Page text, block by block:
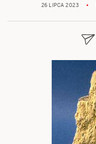
26 LIPCA 2023